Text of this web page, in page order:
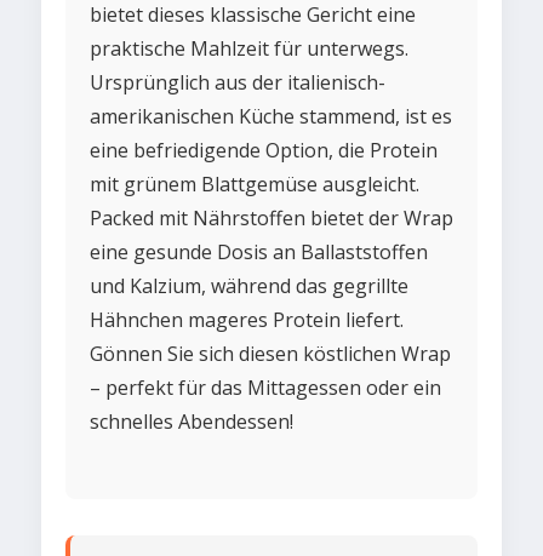
bietet dieses klassische Gericht eine
praktische Mahlzeit für unterwegs.
Ursprünglich aus der italienisch-
amerikanischen Küche stammend, ist es
eine befriedigende Option, die Protein
mit grünem Blattgemüse ausgleicht.
Packed mit Nährstoffen bietet der Wrap
eine gesunde Dosis an Ballaststoffen
und Kalzium, während das gegrillte
Hähnchen mageres Protein liefert.
Gönnen Sie sich diesen köstlichen Wrap
– perfekt für das Mittagessen oder ein
schnelles Abendessen!